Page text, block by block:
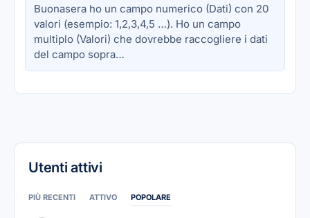
Buonasera ho un campo numerico (Dati) con 20
valori (esempio: 1,2,3,4,5 …). Ho un campo
multiplo (Valori) che dovrebbe raccogliere i dati
del campo sopra…
Utenti attivi
PIÙ RECENTI ATTIVO POPOLARE